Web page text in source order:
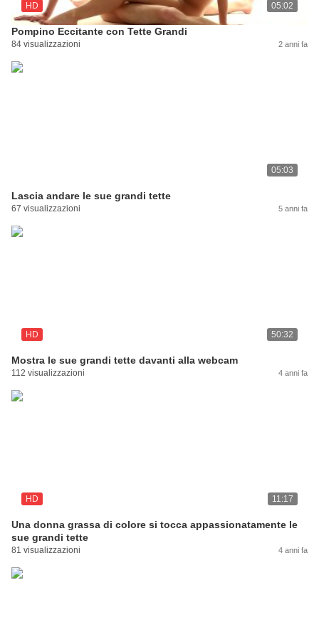
HD 05:02
Pompino Eccitante con Tette Grandi
84 visualizzazioni 2 anni fa
05:03
Lascia andare le sue grandi tette
67 visualizzazioni 5 anni fa
HD 50:32
Mostra le sue grandi tette davanti alla webcam
112 visualizzazioni 4 anni fa
HD 11:17
Una donna grassa di colore si tocca appassionatamente le
sue grandi tette
81 visualizzazioni 4 anni fa